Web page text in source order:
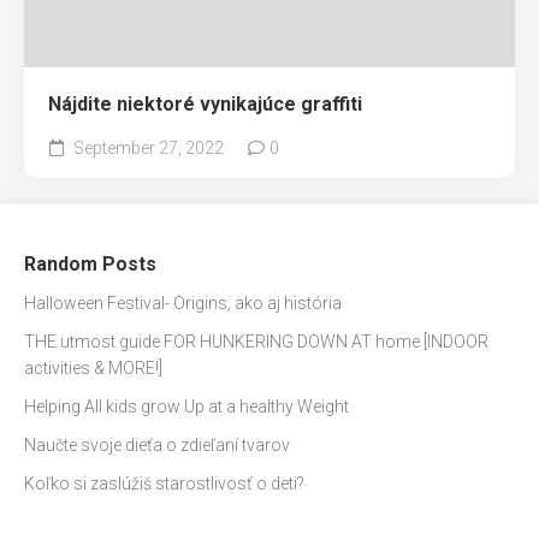
Nájdite niektoré vynikajúce graffiti
September 27, 2022 0
Random Posts
Halloween Festival- Origins, ako aj história
THE utmost guide FOR HUNKERING DOWN AT home [INDOOR
activities & MORE!]
Helping All kids grow Up at a healthy Weight
Naučte svoje dieťa o zdieľaní tvarov
Koľko si zaslúžiš starostlivosť o deti?